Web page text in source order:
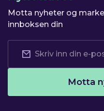
Motta nyheter og
innboksen din
Motta